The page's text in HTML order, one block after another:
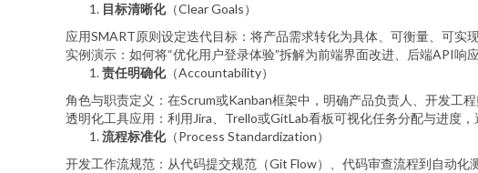
目标清晰化（Clear Goals）
应用SMART原则设定迭代目标：将产品需求转化为具体、可衡量、可实
实例演示：如何将“优化用户登录体验”拆解为前端界面改进、后端API响
责任明确化（Accountability）
角色与职责定义：在Scrum或Kanban框架中，明确产品负责人、开发工程
透明化工具应用：利用Jira、Trello或GitLab看板可视化任务分配与进度，
流程标准化（Process Standardization）
开发工作流规范：从代码提交规范（Git Flow）、代码审查流程到自动化